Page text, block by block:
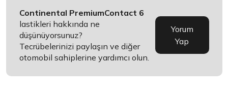
Continental PremiumContact 6
lastikleri hakkında ne
düşünüyorsunuz?
Tecrübelerinizi paylaşın ve diğer
otomobil sahiplerine yardımcı olun.
Yorum
Yap